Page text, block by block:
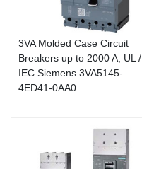
3VA Molded Case Circuit
Breakers up to 2000 A, UL /
IEC Siemens 3VA5145-
4ED41-0AA0